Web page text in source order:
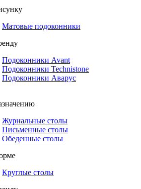
Матовые подоконники
Подоконники Avant
Подоконники Technistone
Подоконники Аварус
Журнальные столы
Письменные столы
Обеденные столы
Круглые столы